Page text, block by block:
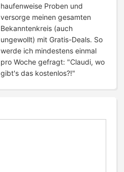
haufenweise Proben und
versorge meinen gesamten
Bekanntenkreis (auch
ungewollt) mit Gratis-Deals. So
werde ich mindestens einmal
pro Woche gefragt: "Claudi, wo
gibt's das kostenlos?!"